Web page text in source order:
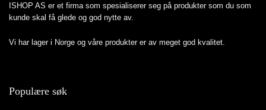
ISHOP AS er et firma som spesialiserer seg på produkter som du som
kunde skal få glede og god nytte av.
Vi har lager i Norge og våre produkter er av meget god kvalitet.
Populære søk